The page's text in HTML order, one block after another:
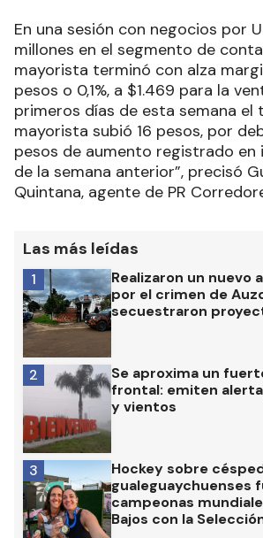
En una sesión con negocios por
millones en el segmento de
mayorista terminó con alza
pesos o 0,1%, a $1.469 para la
primeros días de esta semana el
mayorista subió 16 pesos, por
pesos de aumento registrado en
de la semana anterior”, precisó
Quintana, agente de PR
Las más leídas
Realizaron un nuevo
por el crimen de
secuestraron
1
Se aproxima un
frontal: emiten
y vientos
2
Hockey sobre
gualeguaychuenses
campeonas
Bajos con la
3